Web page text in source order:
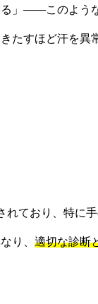
る」――このよう
たすほど汗を異
れており、特に
り、 適切な診断